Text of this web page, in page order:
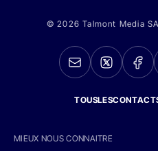
© 2026 Talmont Media
MIEUX NOUS CONNAITRE